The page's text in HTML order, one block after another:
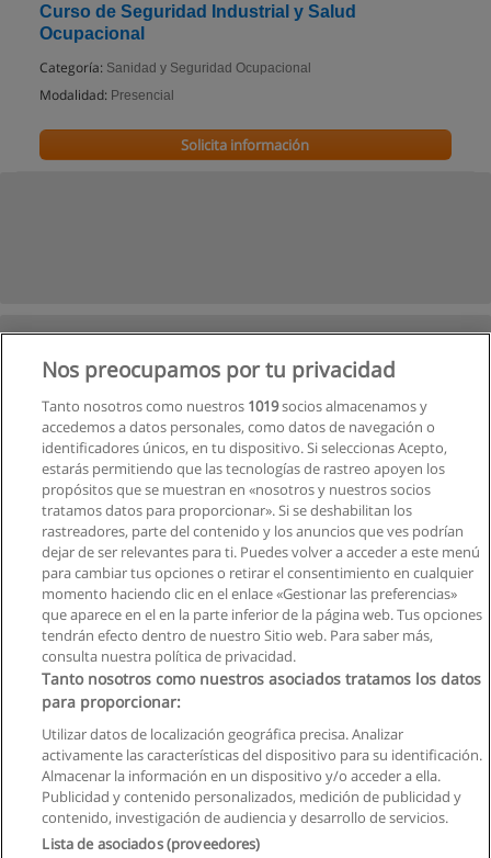
Curso de Seguridad Industrial y Salud
Ocupacional
Categoría: Sanidad y Seguridad Ocupacional
Modalidad: Presencial
Solicita información
Privacidad de datos
Contactar con Educaedu
Copyright © Educaedu Business S.L. - CIF : B-95610580: -
Nos preocupamos por tu privacidad
Tanto nosotros como nuestros 1019socios almacenamos y
accedemos a datos personales, como datos de navegación o
identificadores únicos, en tu dispositivo. Si seleccionas Acepto,
estarás permitiendo que las tecnologías de rastreo apoyen los
propósitos que se muestran en «nosotros y nuestros socios
tratamos datos para proporcionar». Si se deshabilitan los
rastreadores, parte del contenido y los anuncios que ves podrían
dejar de ser relevantes para ti. Puedes volver a acceder a este menú
para cambiar tus opciones o retirar el consentimiento en cualquier
momento haciendo clic en el enlace «Gestionar las preferencias»
que aparece en el en la parte inferior de la página web. Tus opciones
tendrán efecto dentro de nuestro Sitio web. Para saber más,
consulta nuestra política de privacidad.
Tanto nosotros como nuestros asociados tratamos los datos
para proporcionar:
Utilizar datos de localización geográfica precisa. Analizar
activamente las características del dispositivo para su identificación.
Almacenar la información en un dispositivo y/o acceder a ella.
Publicidad y contenido personalizados, medición de publicidad y
contenido, investigación de audiencia y desarrollo de servicios.
Lista de asociados (proveedores)